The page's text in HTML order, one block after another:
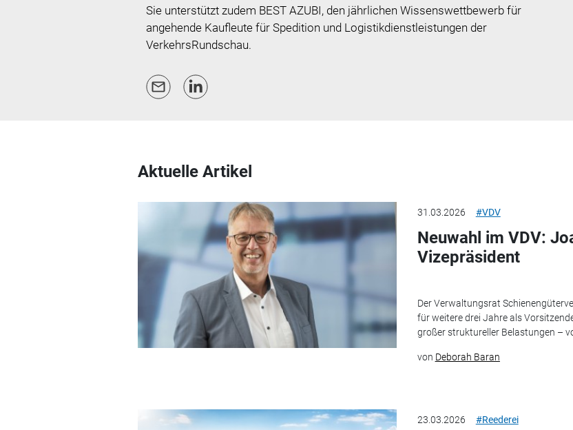
Sie unterstützt zudem BEST AZUBI, den jährlichen Wissenswettbewerb für
angehende Kaufleute für Spedition und Logistikdienstleistungen der
VerkehrsRundschau.
Aktuelle Artikel
31.03.2026 #VDV
Neuwahl im VDV:
Vizepräsident
Der Verwaltungsrat
für weitere drei Jahre als
großer struktureller Belastungen –
von Deborah Baran
23.03.2026 #Reederei